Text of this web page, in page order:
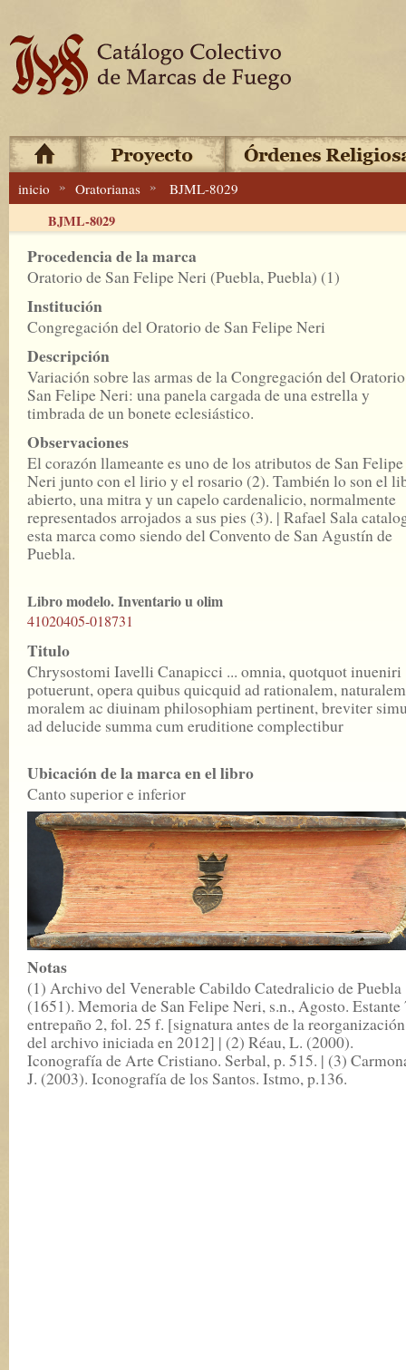
inicio » Oratorianas » BJML-8029
BJML-8029
Procedencia de la marca
Oratorio de San Felipe Neri (Puebla, Puebla) (1)
Institución
Congregación del Oratorio de San Felipe Neri
Descripción
Variación sobre las armas de la Congregación del
San Felipe Neri: una panela cargada de una estrella y
timbrada de un bonete eclesiástico.
Observaciones
El corazón llameante es uno de los atributos de San Felipe
Neri junto con el lirio y el rosario (2). También lo son el
abierto, una mitra y un capelo cardenalicio, normalmente
representados arrojados a sus pies (3). | Rafael Sala
esta marca como siendo del Convento de San Agustín de
Puebla.
Libro modelo. Inventario u olim
41020405-018731
Titulo
Chrysostomi Iavelli Canapicci ... omnia, quotquot inueniri
potuerunt, opera quibus quicquid ad rationalem,
moralem ac diuinam philosophiam pertinent, breviter
ad delucide summa cum eruditione complectibur
Ubicación de la marca en el libro
Canto superior e inferior
Notas
(1) Archivo del Venerable Cabildo Catedralicio de Puebla
(1651). Memoria de San Felipe Neri, s.n., Agosto. Estante
entrepaño 2, fol. 25 f. [signatura antes de la reorganización
del archivo iniciada en 2012] | (2) Réau, L. (2000).
Iconografía de Arte Cristiano. Serbal, p. 515. | (3)
J. (2003). Iconografía de los Santos. Istmo, p.136.